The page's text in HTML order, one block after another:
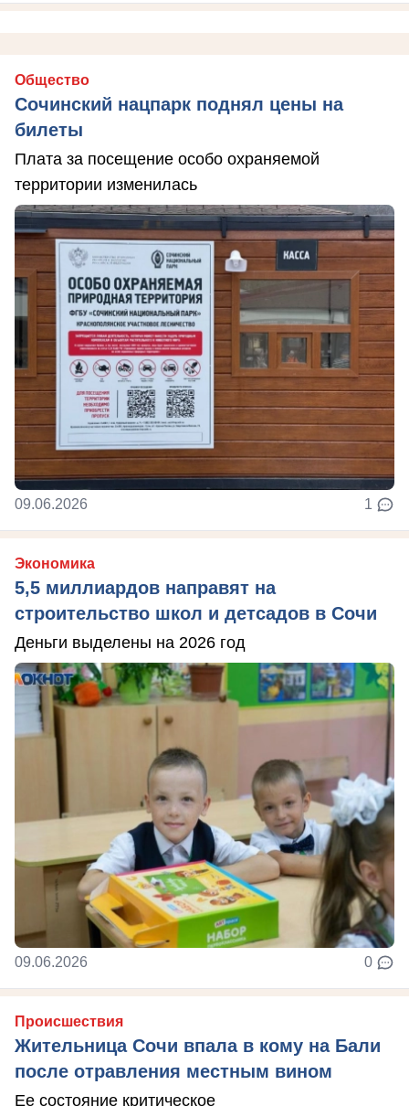
Общество
Сочинский нацпарк поднял цены на
билеты
Плата за посещение особо охраняемой
территории изменилась
09.06.2026 1
Экономика
5,5 миллиардов направят на
строительство школ и детсадов в Сочи
Деньги выделены на 2026 год
09.06.2026 0
Происшествия
Жительница Сочи впала в кому на Бали
после отравления местным вином
Ее состояние критическое